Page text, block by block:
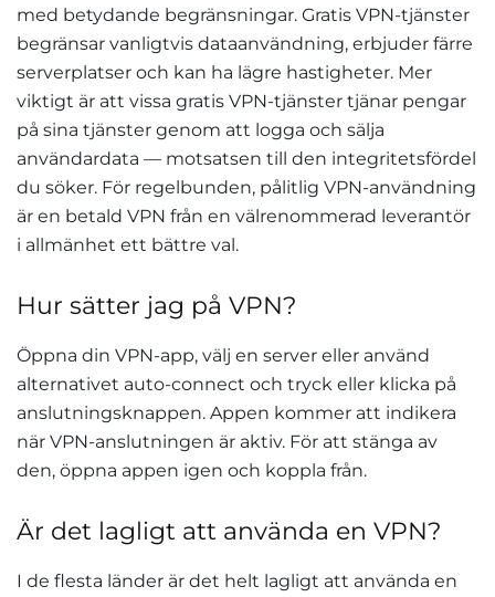
med betydande begränsningar. Gratis VPN-tjänster
begränsar vanligtvis dataanvändning, erbjuder färre
serverplatser och kan ha lägre hastigheter. Mer
viktigt är att vissa gratis VPN-tjänster tjänar pengar
på sina tjänster genom att logga och sälja
användardata — motsatsen till den integritetsfördel
du söker. För regelbunden, pålitlig VPN-användning
är en betald VPN från en välrenommerad leverantör
i allmänhet ett bättre val.
Hur sätter jag på VPN?
Öppna din VPN-app, välj en server eller använd
alternativet auto-connect och tryck eller klicka på
anslutningsknappen. Appen kommer att indikera
när VPN-anslutningen är aktiv. För att stänga av
den, öppna appen igen och koppla från.
Är det lagligt att använda en VPN?
I de flesta länder är det helt lagligt att använda en